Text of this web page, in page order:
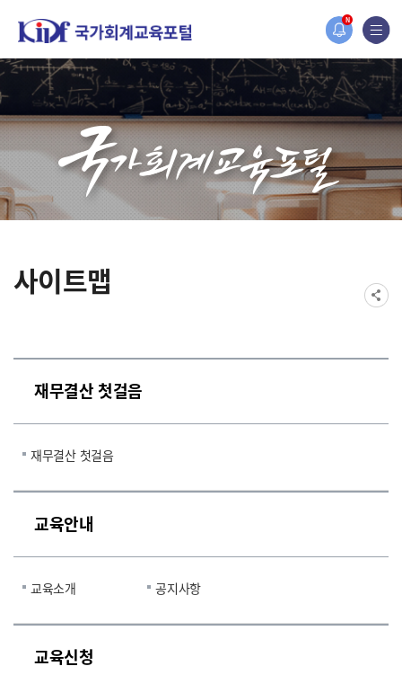
N
홈페이지가 새롭게 개편되었습니다.
한국조세재정연구원홈페이지가 새롭게 개설되었습니다.
사이트맵
재무결산 첫걸음
재무결산 첫걸음
교육안내
교육소개 공지사항
교육신청